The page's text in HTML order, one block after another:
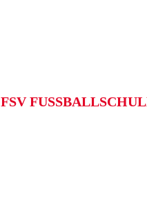
FSV FUSSBALLSCHULE